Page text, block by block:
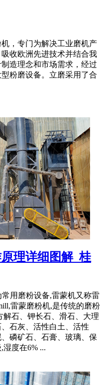
，专门为解决工业磨机产
收欧洲先进技术并结合我
造理念和市场需求，经过
粉磨设备。立磨采用了合
理详细图解_桂
用磨粉设备,雷蒙机又称雷
雷蒙磨粉机,是传统的磨粉
石、钾长石、滑石、大理
石灰、活性白土、活性
磷矿石、石膏、玻璃、保
度在6% ...